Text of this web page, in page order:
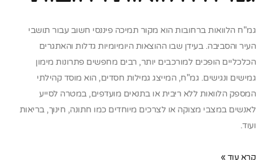
גמ"ח הלוואות ברחובות הוא מקור תמיכה פיננסי חשוב עבור תושבי
העיר והסביבה. בעידן שבו ההוצאות היומיומיות גדלות והאתגרים
הכלכליים הופכים למורכבים יותר, רבים מחפשים פתרונות מימון
גמישים ונגישים. גמ"ח, המייצג גמילות חסדים, הוא מוסד קהילתי
המספק הלוואות ללא ריבית או בתנאים מועדפים, במטרה לסייע
לאנשים במצבי מצוקה או לצרכים מיוחדים כמו חתונה, חינוך, בריאות
ועוד.
קרא עוד »